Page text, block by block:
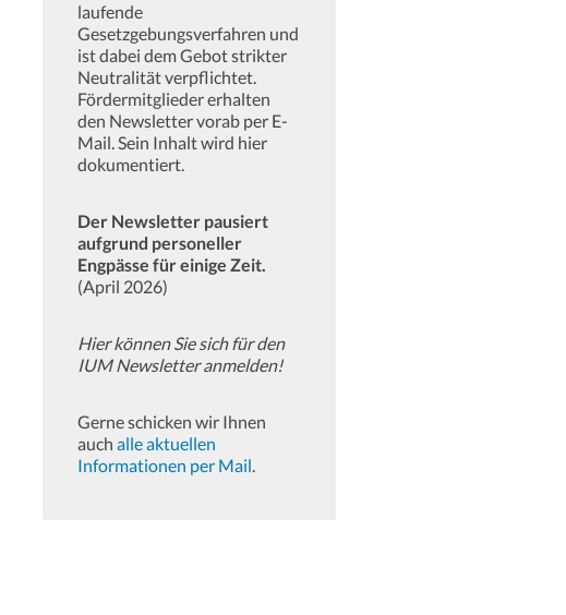
laufende
Gesetzgebungsverfahren und
ist dabei dem Gebot strikter
Neutralität verpflichtet.
Fördermitglieder erhalten
den Newsletter vorab per E-
Mail. Sein Inhalt wird hier
dokumentiert.
Der Newsletter pausiert
aufgrund personeller
Engpässe für einige Zeit.
(April 2026)
Hier können Sie sich für den
IUM Newsletter anmelden!
Gerne schicken wir Ihnen
auch alle aktuellen
Informationen per Mail.